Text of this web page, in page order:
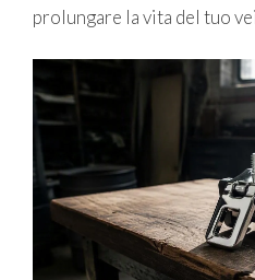
prolungare la vita del tuo